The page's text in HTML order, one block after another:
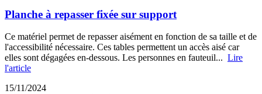
Planche à repasser fixée sur support
Ce matériel permet de repasser aisément en fonction de sa taille et de
l'accessibilité nécessaire. Ces tables permettent un accès aisé car
elles sont dégagées en-dessous. Les personnes en fauteuil... Lire
l'article
15/11/2024